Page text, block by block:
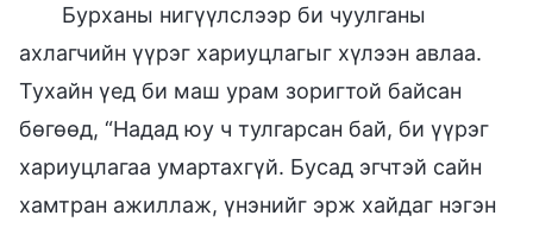
Бурханы нигүүлслээр би чуулганы
ахлагчийн үүрэг хариуцлагыг хүлээн авлаа.
Тухайн үед би маш урам зоригтой байсан
бөгөөд, “Надад юу ч тулгарсан бай, би үүрэг
хариуцлагаа умартахгүй. Бусад эгчтэй сайн
хамтран ажиллаж, үнэнийг эрж хайдаг нэгэн